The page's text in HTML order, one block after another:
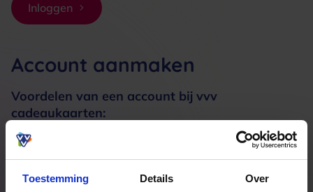
Toestemming Details Over
Inloggen
Account aanmaken
Voordelen van een account bij vvv
cadeaukaarten:
Meerdere adressen registreren
Een bestelling volgen